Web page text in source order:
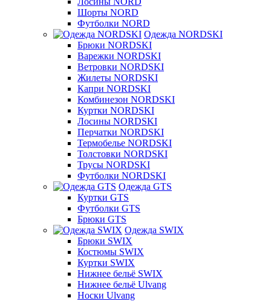
Шорты NORD
Футболки NORD
Одежда NORDSKI
Брюки NORDSKI
Варежки NORDSKI
Ветровки NORDSKI
Жилеты NORDSKI
Капри NORDSKI
Комбинезон NORDSKI
Куртки NORDSKI
Лосины NORDSKI
Перчатки NORDSKI
Термобелье NORDSKI
Толстовки NORDSKI
Трусы NORDSKI
Футболки NORDSKI
Одежда GTS
Куртки GTS
Футболки GTS
Брюки GTS
Одежда SWIX
Брюки SWIX
Костюмы SWIX
Куртки SWIX
Нижнее бельё SWIX
Нижнее бельё Ulvang
Носки Ulvang